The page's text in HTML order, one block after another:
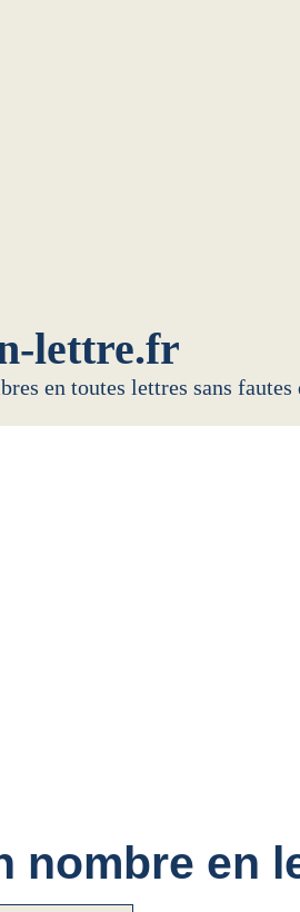
lettre.fr
en toutes lettres sans
nombre en